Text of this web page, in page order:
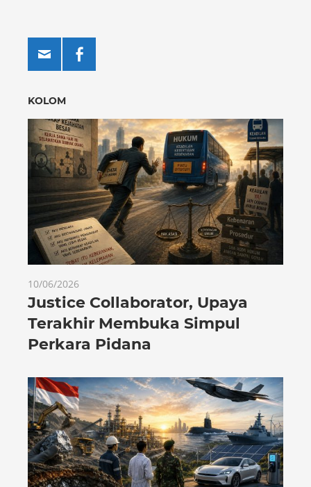
KOLOM
10/06/2026
Justice Collaborator, Upaya
Terakhir Membuka Simpul
Perkara Pidana